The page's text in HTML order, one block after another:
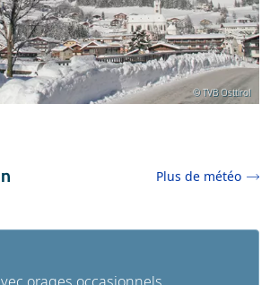
© TVB Osttirol
Plus de météo